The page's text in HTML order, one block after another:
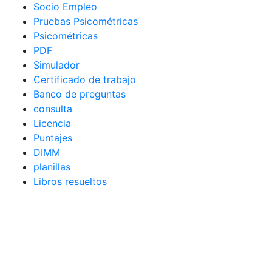
Socio Empleo
Pruebas Psicométricas
Psicométricas
PDF
Simulador
Certificado de trabajo
Banco de preguntas
consulta
Licencia
Puntajes
DIMM
planillas
Libros resueltos